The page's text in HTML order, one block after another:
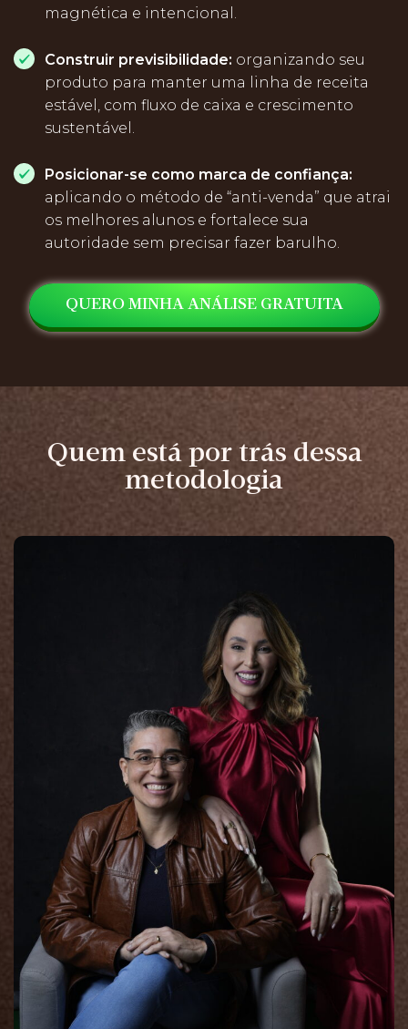
magnética e intencional.
Construir previsibilidade: organizando seu
produto para manter uma linha de receita
estável, com fluxo de caixa e crescimento
sustentável.
Posicionar-se como marca de confiança:
aplicando o método de “anti-venda” que atrai
os melhores alunos e fortalece sua
autoridade sem precisar fazer barulho.
QUERO MINHA ANÁLISE GRATUITA
Quem está por trás dessa
metodologia